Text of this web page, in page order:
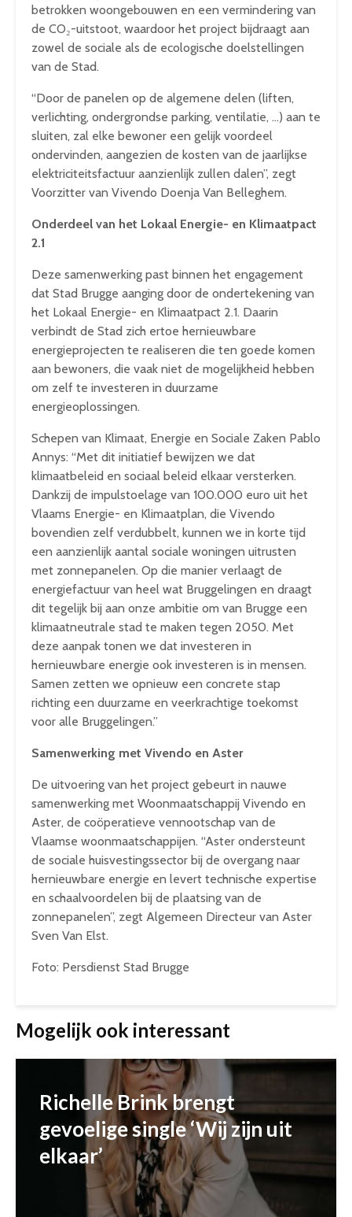
betrokken woongebouwen en een vermindering van
de CO₂-uitstoot, waardoor het project bijdraagt aan
zowel de sociale als de ecologische doelstellingen
van de Stad.
“Door de panelen op de algemene delen (liften,
verlichting, ondergrondse parking, ventilatie, …) aan te
sluiten, zal elke bewoner een gelijk voordeel
ondervinden, aangezien de kosten van de jaarlijkse
elektriciteitsfactuur aanzienlijk zullen dalen”, zegt
Voorzitter van Vivendo Doenja Van Belleghem.
Onderdeel van het Lokaal Energie- en Klimaatpact
2.1
Deze samenwerking past binnen het engagement
dat Stad Brugge aanging door de ondertekening van
het Lokaal Energie- en Klimaatpact 2.1. Daarin
verbindt de Stad zich ertoe hernieuwbare
energieprojecten te realiseren die ten goede komen
aan bewoners, die vaak niet de mogelijkheid hebben
om zelf te investeren in duurzame
energieoplossingen.
Schepen van Klimaat, Energie en Sociale Zaken Pablo
Annys: “Met dit initiatief bewijzen we dat
klimaatbeleid en sociaal beleid elkaar versterken.
Dankzij de impulstoelage van 100.000 euro uit het
Vlaams Energie- en Klimaatplan, die Vivendo
bovendien zelf verdubbelt, kunnen we in korte tijd
een aanzienlijk aantal sociale woningen uitrusten
met zonnepanelen. Op die manier verlaagt de
energiefactuur van heel wat Bruggelingen en draagt
dit tegelijk bij aan onze ambitie om van Brugge een
klimaatneutrale stad te maken tegen 2050. Met
deze aanpak tonen we dat investeren in
hernieuwbare energie ook investeren is in mensen.
Samen zetten we opnieuw een concrete stap
richting een duurzame en veerkrachtige toekomst
voor alle Bruggelingen.”
Samenwerking met Vivendo en Aster
De uitvoering van het project gebeurt in nauwe
samenwerking met Woonmaatschappij Vivendo en
Aster, de coöperatieve vennootschap van de
Vlaamse woonmaatschappijen. “Aster ondersteunt
de sociale huisvestingssector bij de overgang naar
hernieuwbare energie en levert technische expertise
en schaalvoordelen bij de plaatsing van de
zonnepanelen”, zegt Algemeen Directeur van Aster
Sven Van Elst.
Foto: Persdienst Stad Brugge
Mogelijk ook interessant
Richelle Brink brengt
gevoelige single ‘Wij zijn uit
elkaar’